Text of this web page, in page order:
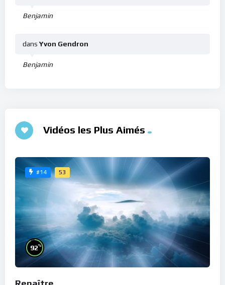
Benjamin
Benjamin
dans Yvon Gendron
Vidéos les Plus Aimés
#14 53
92%